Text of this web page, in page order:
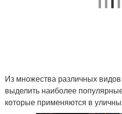
Из множества различных
выделить наиболее
которые применяются в